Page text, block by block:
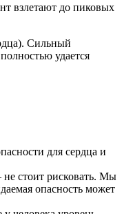
взлетают до пиковых
Сильный
удается
для сердца и
не стоит рисковать. Мы
опасность может